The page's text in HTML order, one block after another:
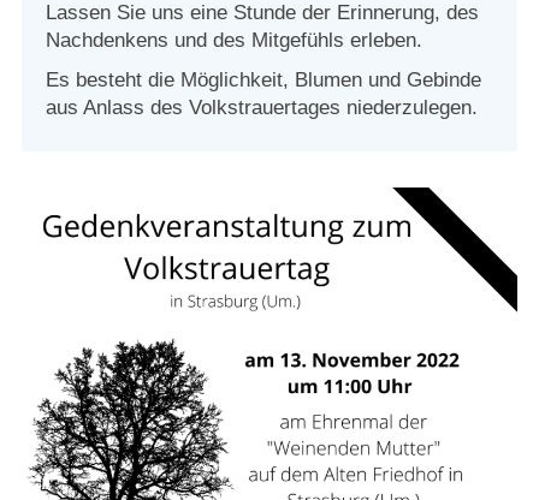
Welcome to Strasburg (Uckermark)
Ласкаво просимо до Штрасбурга (Уккермарк)
Bine ați venit în Strasburg (Uckermark)
Online-Bewerbungen
Sprache/Language
Lassen Sie uns eine Stunde der Erinnerung, des
Nachdenkens und des Mitgefühls erleben.
Es besteht die Möglichkeit, Blumen und Gebinde
aus Anlass des Volkstrauertages niederzulegen.